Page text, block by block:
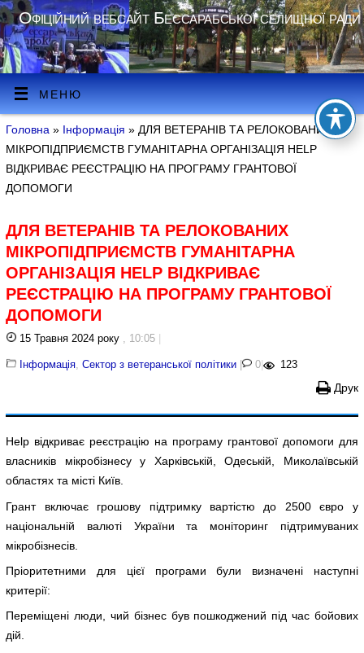
Офіційний вебсайт Бессарабської селищної ради
МЕНЮ
Головна » Інформація » ДЛЯ ВЕТЕРАНІВ ТА РЕЛОКОВАНИХ
МІКРОПІДПРИЄМСТВ ГУМАНІТАРНА ОРГАНІЗАЦІЯ HELP
ВІДКРИВАЄ РЕЄСТРАЦІЮ НА ПРОГРАМУ ГРАНТОВОЇ
ДОПОМОГИ
ДЛЯ ВЕТЕРАНІВ ТА РЕЛОКОВАНИХ
МІКРОПІДПРИЄМСТВ ГУМАНІТАРНА
ОРГАНІЗАЦІЯ HELP ВІДКРИВАЄ
РЕЄСТРАЦІЮ НА ПРОГРАМУ ГРАНТОВОЇ
ДОПОМОГИ
15 Травня 2024 року , 10:05
Інформація,Сектор з ветеранської політики | 0 | 123
Друк
Help відкриває реєстрацію на програму грантової допомоги для
власників мікробізнесу у Харківській, Одеській, Миколаївській
областях та місті Київ.
Грант включає грошову підтримку вартістю до 2500 євро у
національній валюті України та моніторинг підтримуваних
мікробізнесів.
Пріоритетними для цієї програми були визначені наступні
критерії:
Переміщені люди, чий бізнес був пошкоджений під час бойових
дій.